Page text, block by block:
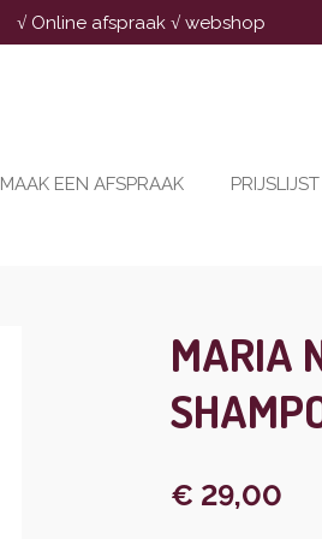
√ Online afspraak √ webshop
MAAK EEN AFSPRAAK
MARIA
€ 29,00